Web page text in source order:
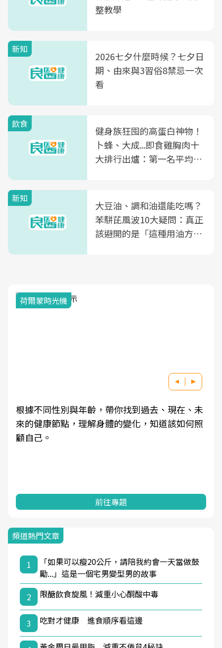
整教學
新知
2026七夕什麼時候？七夕日
期、由來與3習俗8禁忌一次
看
飲食
健身族狂囤的高蛋白神物！
卜蜂、大成...即食雞胸肉十
大排行出爐：第一名平均一
新知
大豆油、調和油還能吃嗎？
苯駢芘風波10大疑問：真正
該避開的是「這種用油方
荷爾蒙時光機
根據不同性別與年齡，帶你找到過去、現在、未
來的健康節點，理解身體的變化，知道該如何照
顧自己。
前往專題
頻道熱門文章
1
「如果可以瘦20公斤，請陪我約會一天當做鼓
勵...」這是一個宅男變型男的故事
2
限醣飲食旋風！減重小心酮酸中毒
3 吃對才健康 進食順序看這邊